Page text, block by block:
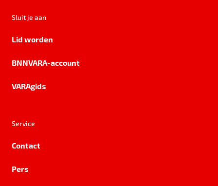
Sluit je aan
Lid worden
BNNVARA-account
VARAgids
Service
Contact
Pers